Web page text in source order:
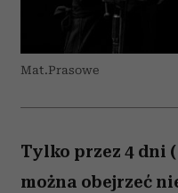
Mat.Prasowe
Tylko przez 4 dni (
można obejrzeć